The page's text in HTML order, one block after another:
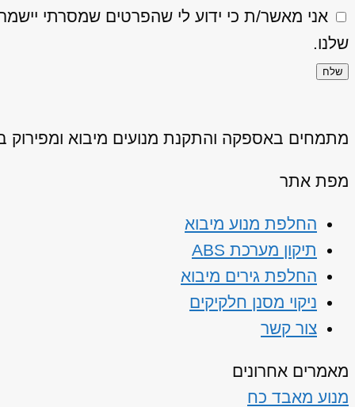
אני מאשר/ת כי ידוע לי שהפרטים שמסרתי יישמרו ויעובדו
שלנו.
שלח
מתמחים באספקה והתקנת מנועים מיבוא ומפירוק
מפת אתר
החלפת מנוע מיבוא
תיקון מערכת ABS
החלפת גירים מיבוא
ניקוי מסנן חלקיקים
צור קשר
מאמרים אחרונים
מנוע מאבד כח